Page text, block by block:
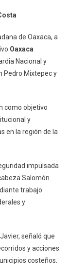
Operativo
Segura
En
La
Costa
de Oaxaca, a
Oaxaca
Nacional y
Pedro Mixtepec y
como objetivo
y
en la región de la
impulsada
Salomón
trabajo
y
señaló que
y acciones
costeños.